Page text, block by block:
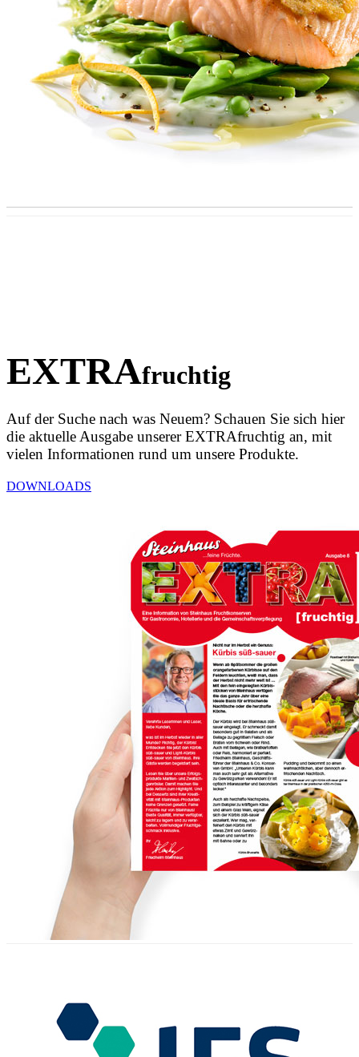
EXTRAfruchtig
Auf der Suche nach was Neuem? Schauen Sie sich hier
die aktuelle Ausgabe unserer EXTRAfruchtig an, mit
vielen Informationen rund um unsere Produkte.
DOWNLOADS